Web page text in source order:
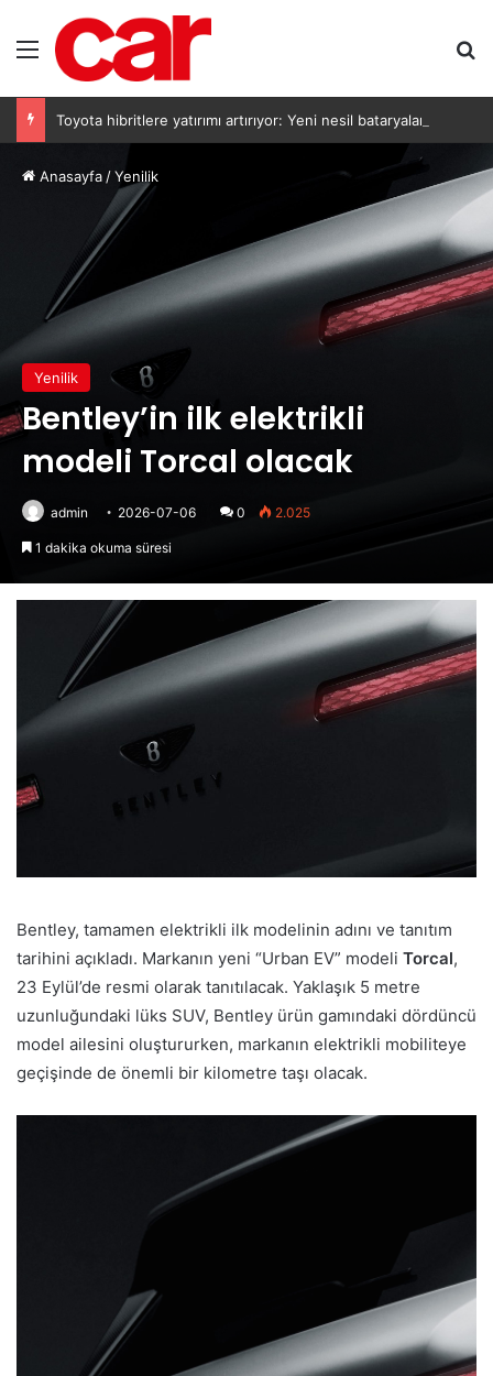
Menü
Anasayfa /Yenilik
Yenilik
Bentley’in ilk elektrikli
modeli Torcal olacak
admin 2026-07-06 0 2.025
1 dakika okuma süresi
Bentley, tamamen elektrikli ilk modelinin adını ve tanıtım
tarihini açıkladı. Markanın yeni “Urban EV” modeli Torcal,
23 Eylül’de resmi olarak tanıtılacak. Yaklaşık 5 metre
uzunluğundaki lüks SUV, Bentley ürün gamındaki dördüncü
model ailesini oluştururken, markanın elektrikli mobiliteye
geçişinde de önemli bir kilometre taşı olacak.